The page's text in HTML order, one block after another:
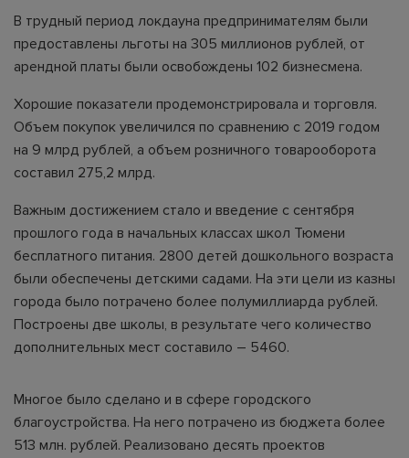
В трудный период локдауна предпринимателям были
предоставлены льготы на 305 миллионов рублей, от
арендной платы были освобождены 102 бизнесмена.
Хорошие показатели продемонстрировала и торговля.
Объем покупок увеличился по сравнению с 2019 годом
на 9 млрд рублей, а объем розничного товарооборота
составил 275,2 млрд.
Важным достижением стало и введение с сентября
прошлого года в начальных классах школ Тюмени
бесплатного питания. 2800 детей дошкольного возраста
были обеспечены детскими садами. На эти цели из казны
города было потрачено более полумиллиарда рублей.
Построены две школы, в результате чего количество
дополнительных мест составило – 5460.
Многое было сделано и в сфере городского
благоустройства. На него потрачено из бюджета более
513 млн. рублей. Реализовано десять проектов